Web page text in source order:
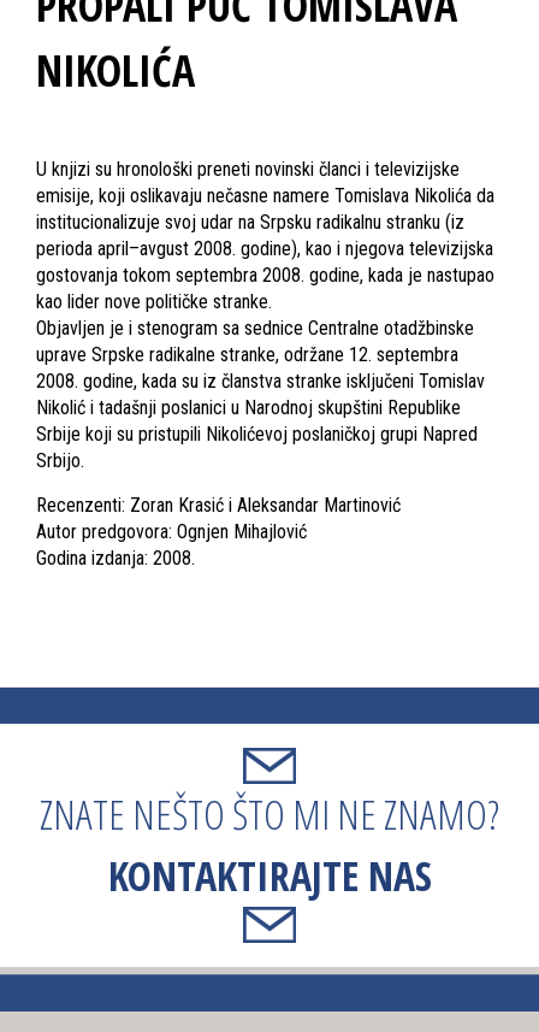
NIKOLIĆA
U knjizi su hronološki preneti novinski članci i televizijske
emisije, koji oslikavaju nečasne namere Tomislava Nikolića da
institucionalizuje svoj udar na Srpsku radikalnu stranku (iz
perioda april–avgust 2008. godine), kao i njegova televizijska
gostovanja tokom septembra 2008. godine, kada je nastupao
kao lider nove političke stranke.
Objavljen je i stenogram sa sednice Centralne otadžbinske
uprave Srpske radikalne stranke, održane 12. septembra
2008. godine, kada su iz članstva stranke isključeni Tomislav
Nikolić i tadašnji poslanici u Narodnoj skupštini Republike
Srbije koji su pristupili Nikolićevoj poslaničkoj grupi Napred
Srbijo.
Recenzenti: Zoran Krasić i Aleksandar Martinović
Autor predgovora: Ognjen Mihajlović
Godina izdanja: 2008.
ZNATE NEŠTO ŠTO MI NE ZNAMO?
KONTAKTIRAJTE NAS